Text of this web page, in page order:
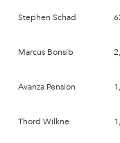
Stephen Schad
Marcus Bonsib
Avanza Pension
Thord Wilkne